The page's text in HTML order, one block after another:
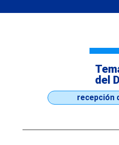
del
recepción